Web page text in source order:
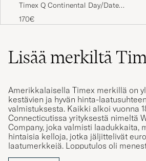
Timex Q Continental Day/Date
38mm Blue Dial
170€
Lisää merkiltä
Amerikkalaisella Timex merkillä on
kestävien ja hyvän hinta-
valmistuksesta. Kaikki alkoi vuonna
Connecticutissa yrityksestä nimeltä
Company, joka valmisti laadukkaita,
hintaisia kelloja, jotka jäljittelivät
laatumerkkejä. Lopputulos oli
valmistanut siitä asti lukemattomia